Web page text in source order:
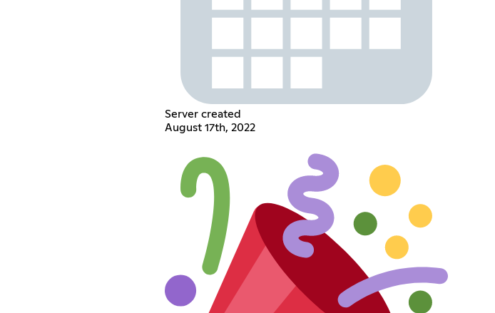
Server created
August 17th, 2022